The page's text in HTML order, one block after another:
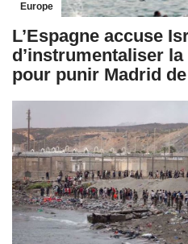
Europe
L’Espagne accuse
d’instrumentaliser
pour punir Madrid